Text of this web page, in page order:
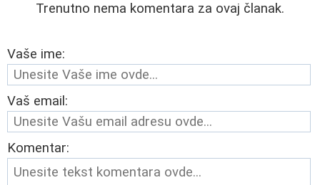
Trenutno nema komentara za ovaj članak.
Vaše ime:
Vaš email:
Komentar: